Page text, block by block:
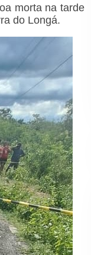
morta na tarde
do Longá.